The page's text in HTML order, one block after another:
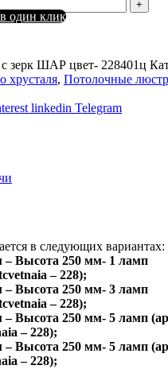
один клик
зерк ШАР цвет- 228401ц
хрусталя, Потолочные
linkedin Telegram
в следующих вариантах:
Высота 250 мм- 1 ламп
– 228);
Высота 250 мм- 3 ламп
– 228);
Высота 250 мм- 5 ламп
– 228);
Высота 250 мм- 5 ламп
– 228);